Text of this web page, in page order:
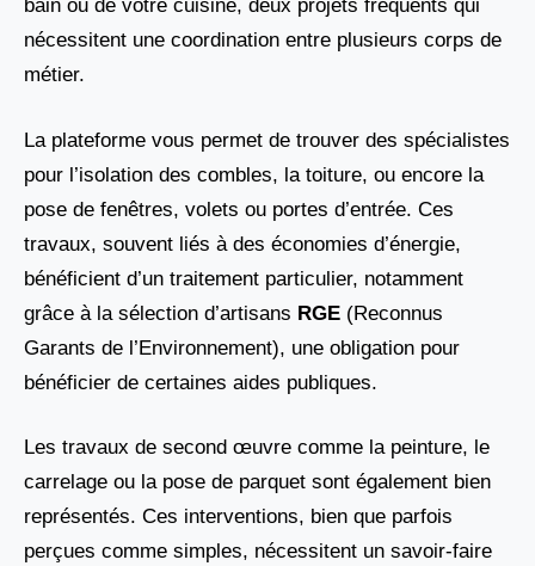
bain ou de votre cuisine, deux projets fréquents qui
nécessitent une coordination entre plusieurs corps de
métier.
La plateforme vous permet de trouver des spécialistes
pour l’isolation des combles, la toiture, ou encore la
pose de fenêtres, volets ou portes d’entrée. Ces
travaux, souvent liés à des économies d’énergie,
bénéficient d’un traitement particulier, notamment
grâce à la sélection d’artisans RGE (Reconnus
Garants de l’Environnement), une obligation pour
bénéficier de certaines aides publiques.
Les travaux de second œuvre comme la peinture, le
carrelage ou la pose de parquet sont également bien
représentés. Ces interventions, bien que parfois
perçues comme simples, nécessitent un savoir-faire